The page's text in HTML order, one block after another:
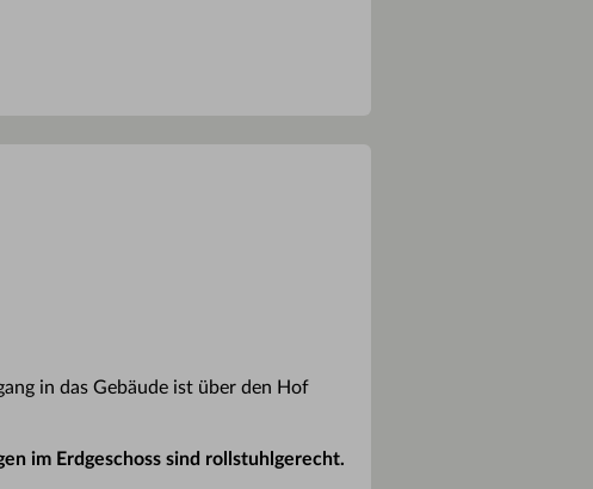
in das Gebäude ist über den Hof
im Erdgeschoss sind rollstuhlgerecht.